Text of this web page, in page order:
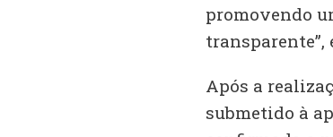
promovendo
Após a
submetido à